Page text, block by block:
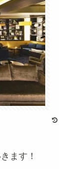
ます！